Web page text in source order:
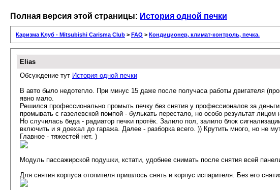
Полная версия этой страницы: История одной печки
Каризма Клуб - Mitsubishi Carisma Club > FAQ > Кондиционер, климат-контроль, печка.
Elias
Обсуждение тут История одной печки
В авто было недотепло. При минус 15 даже после получаса работы двигателя
явно мало.
Решился профессионально промыть печку без снятия у профессионалов за
промывать с газелевской помпой - булькать перестало, но особо результат лицом
Но случилась беда - радиатор печки протёк. Залило пол, залило блок
включить и я доехал до гаража. Далее - разборка всего. )) Крутить много, но не
Главное - тяжестей нет. )
Модуль пассажирской подушки, кстати, удобнее снимать после снятия всей
Для снятия корпуса отопителя пришлось снять и корпус испарителя. Без его